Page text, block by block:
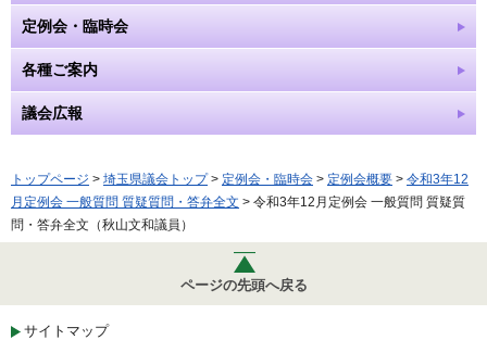
定例会・臨時会
各種ご案内
議会広報
トップページ > 埼玉県議会トップ> 定例会・臨時会 > 定例会概要 > 令和3年12
月定例会 一般質問 質疑質問・答弁全文 > 令和3年12月定例会 一般質問 質疑質
問・答弁全文（秋山文和議員）
ページの先頭へ戻る
サイトマップ